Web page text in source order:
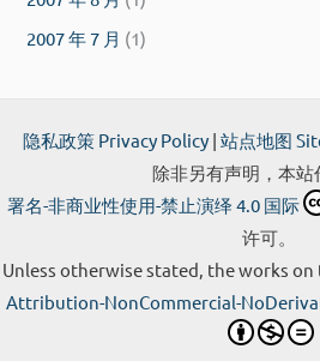
2007 年 7 月 (1)
隐私政策 Privacy Policy| 站点地图
除非另有声明，本站
署名-非商业性使用-禁止演绎 4.0 国际
许可。
Unless otherwise stated, the works
Attribution-NonCommercial-